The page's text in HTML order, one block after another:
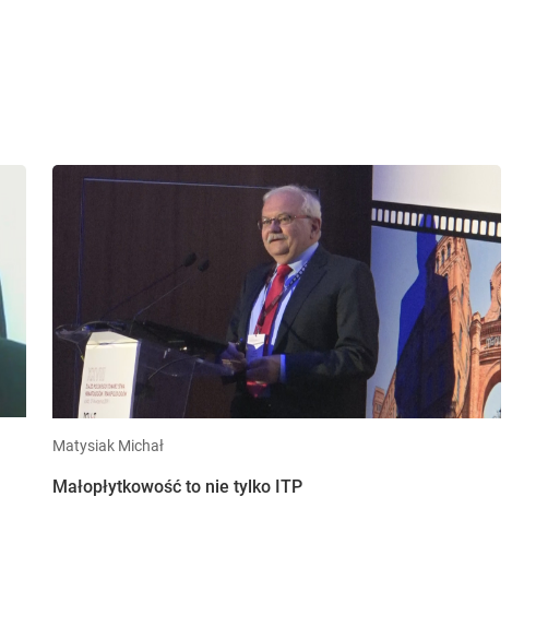
Matysiak Michał
Małopłytkowość to nie tylko ITP